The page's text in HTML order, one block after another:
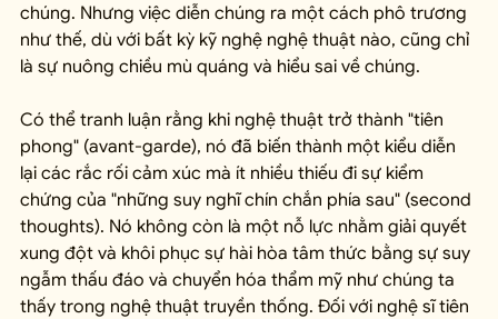
chúng. Nhưng việc diễn chúng ra một cách phô trương
như thế, dù với bất kỳ kỹ nghệ nghệ thuật nào, cũng chỉ
là sự nuông chiều mù quáng và hiểu sai về chúng.
Có thể tranh luận rằng khi nghệ thuật trở thành "tiên
phong" (avant-garde), nó đã biến thành một kiểu diễn
lại các rắc rối cảm xúc mà ít nhiều thiếu đi sự kiểm
chứng của "những suy nghĩ chín chắn phía sau" (second
thoughts). Nó không còn là một nỗ lực nhằm giải quyết
xung đột và khôi phục sự hài hòa tâm thức bằng sự suy
ngẫm thấu đáo và chuyển hóa thẩm mỹ như chúng ta
thấy trong nghệ thuật truyền thống. Đối với nghệ sĩ tiên